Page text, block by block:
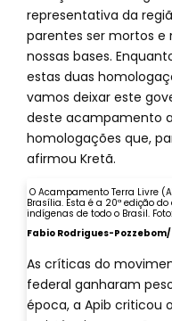
representativa da
parentes ser mortos e
nossas bases.
estas duas
vamos deixar este
deste acampamento
homologações que,
afirmou Kretã.
O Acampamento Terra Livre
Brasília. Esta é a 20ª edição
indígenas de todo o Brasil. Foto:
Fabio Rodrigues-
As críticas do
federal ganharam
época, a Apib criticou